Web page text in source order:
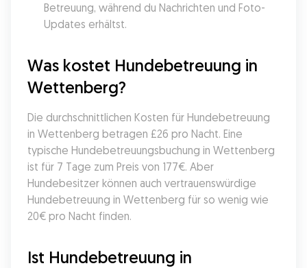
Betreuung, während du Nachrichten und Foto-
Updates erhältst.
Was kostet Hundebetreuung in
Wettenberg?
Die durchschnittlichen Kosten für Hundebetreuung
in Wettenberg betragen £26 pro Nacht. Eine
typische Hundebetreuungsbuchung in Wettenberg
ist für 7 Tage zum Preis von 177€. Aber
Hundebesitzer können auch vertrauenswürdige
Hundebetreuung in Wettenberg für so wenig wie
20€ pro Nacht finden.
Ist Hundebetreuung in